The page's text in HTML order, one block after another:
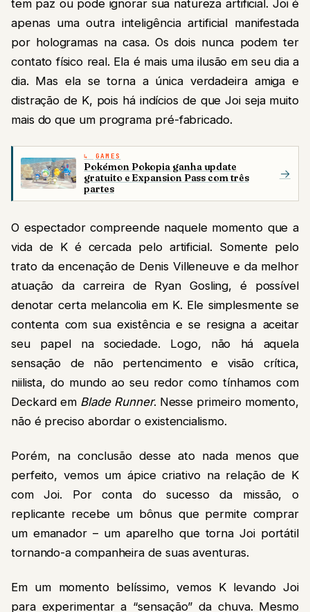
tem paz ou pode ignorar sua natureza artificial. Joi é
apenas uma outra inteligência artificial manifestada
por hologramas na casa. Os dois nunca podem ter
contato físico real. Ela é mais uma ilusão em seu dia a
dia. Mas ela se torna a única verdadeira amiga e
distração de K, pois há indícios de que Joi seja muito
mais do que um programa pré-fabricado.
GAMES
Pokémon Pokopia ganha update
gratuito e Expansion Pass com três
partes
→
O espectador compreende naquele momento que a
vida de K é cercada pelo artificial. Somente pelo
trato da encenação de Denis Villeneuve e da melhor
atuação da carreira de Ryan Gosling, é possível
denotar certa melancolia em K. Ele simplesmente se
contenta com sua existência e se resigna a aceitar
seu papel na sociedade. Logo, não há aquela
sensação de não pertencimento e visão crítica,
niilista, do mundo ao seu redor como tínhamos com
Deckard em Blade Runner. Nesse primeiro momento,
não é preciso abordar o existencialismo.
Porém, na conclusão desse ato nada menos que
perfeito, vemos um ápice criativo na relação de K
com Joi. Por conta do sucesso da missão, o
replicante recebe um bônus que permite comprar
um emanador – um aparelho que torna Joi portátil
tornando-a companheira de suas aventuras.
Em um momento belíssimo, vemos K levando Joi
para experimentar a “sensação” da chuva. Mesmo